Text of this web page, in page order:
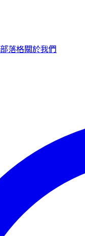
部落格關於我們